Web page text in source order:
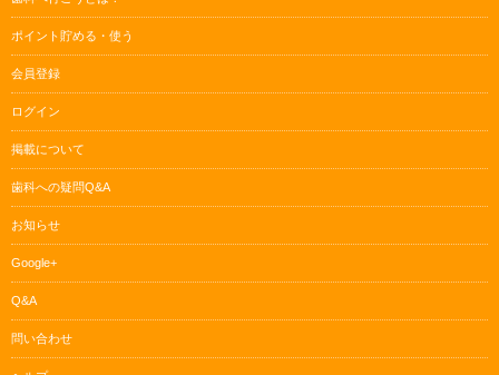
ポイント貯める・使う
会員登録
ログイン
掲載について
歯科への疑問Q&A
お知らせ
Google+
Q&A
問い合わせ